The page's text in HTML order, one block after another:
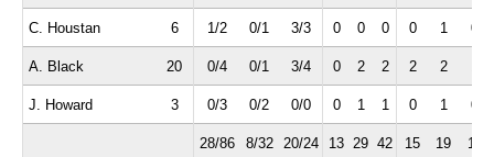
C. Houstan 6 1/2 0/1 3/3 0 0 0 0 1 0
A. Black 20 0/4 0/1 3/4 0 2 2 2 2
J. Howard 3 0/3 0/2 0/0 0 1 1 0 1 0
28/86 8/32 20/24 13 29 42 15 19 10